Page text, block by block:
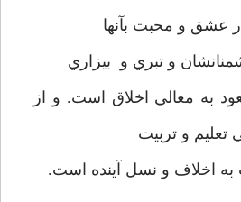
عشق و محبت بآنها
و تبري و بيزاري
به معالي اخلاق است. و از
و تربيت
به اخلاف و نسل آينده است.